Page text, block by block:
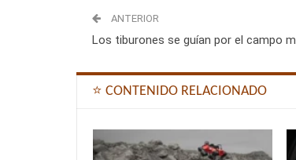
ANTERIOR
Los tiburones se guían por el campo
⭐ CONTENIDO RELACIONADO